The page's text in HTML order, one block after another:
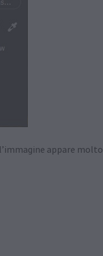
appare molto